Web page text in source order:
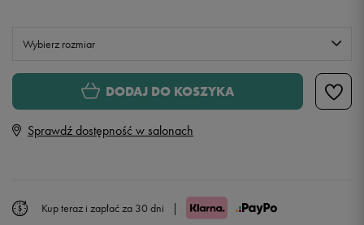
Wybierz rozmiar
Powiadom o dostępności
29 Powiadom o dostępności
31
DODAJ DO KOSZYKA
Sprawdź dostępność w salonach
Kup teraz i zapłać za 30 dni |